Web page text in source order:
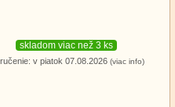
skladom viac než 3 ks
v piatok 07.08.2026 (viac info)